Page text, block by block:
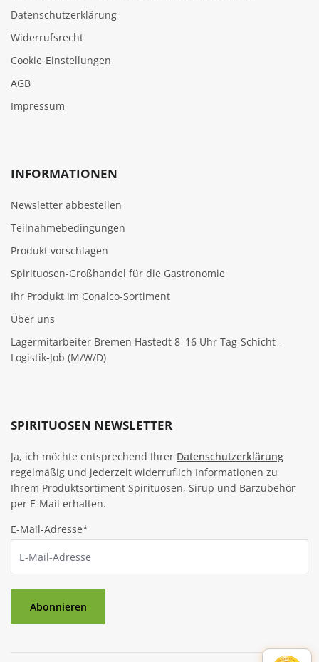
Datenschutzerklärung
Widerrufsrecht
Cookie‑Einstellungen
AGB
Impressum
INFORMATIONEN
Newsletter abbestellen
Teilnahmebedingungen
Produkt vorschlagen
Spirituosen-Großhandel für die Gastronomie
Ihr Produkt im Conalco-Sortiment
Über uns
Lagermitarbeiter Bremen Hastedt 8–16 Uhr Tag-Schicht -
Logistik-Job (M/W/D)
SPIRITUOSEN NEWSLETTER
Ja, ich möchte entsprechend Ihrer Datenschutzerklärung
regelmäßig und jederzeit widerruflich Informationen zu
Ihrem Produktsortiment Spirituosen, Sirup und Barzubehör
per E-Mail erhalten.
E-Mail-Adresse*
Abonnieren